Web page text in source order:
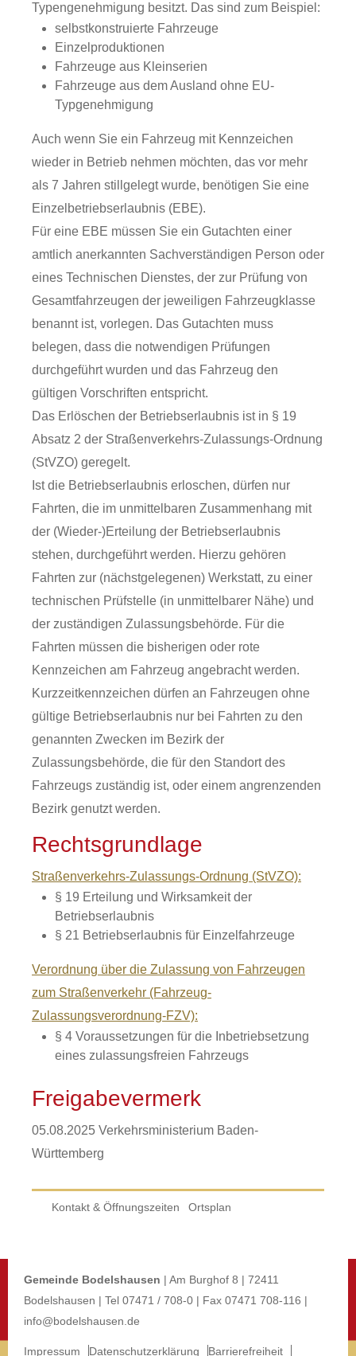
Typengenehmigung besitzt. Das sind zum Beispiel:
selbstkonstruierte Fahrzeuge
Einzelproduktionen
Fahrzeuge aus Kleinserien
Fahrzeuge aus dem Ausland ohne EU-
Typgenehmigung
Auch wenn Sie ein Fahrzeug mit Kennzeichen
wieder in Betrieb nehmen möchten, das vor mehr
als 7 Jahren stillgelegt wurde, benötigen Sie eine
Einzelbetriebserlaubnis (EBE).
Für eine EBE müssen Sie ein Gutachten einer
amtlich anerkannten Sachverständigen Person oder
eines Technischen Dienstes, der zur Prüfung von
Gesamtfahrzeugen der jeweiligen Fahrzeugklasse
benannt ist, vorlegen. Das Gutachten muss
belegen, dass die notwendigen Prüfungen
durchgeführt wurden und das Fahrzeug den
gültigen Vorschriften entspricht.
Das Erlöschen der Betriebserlaubnis ist in § 19
Absatz 2 der Straßenverkehrs-Zulassungs-Ordnung
(StVZO) geregelt.
Ist die Betriebserlaubnis erloschen, dürfen nur
Fahrten, die im unmittelbaren Zusammenhang mit
der (Wieder-)Erteilung der Betriebserlaubnis
stehen, durchgeführt werden. Hierzu gehören
Fahrten zur (nächstgelegenen) Werkstatt, zu einer
technischen Prüfstelle (in unmittelbarer Nähe) und
der zuständigen Zulassungsbehörde. Für die
Fahrten müssen die bisherigen oder rote
Kennzeichen am Fahrzeug angebracht werden.
Kurzzeitkennzeichen dürfen an Fahrzeugen ohne
gültige Betriebserlaubnis nur bei Fahrten zu den
genannten Zwecken im Bezirk der
Zulassungsbehörde, die für den Standort des
Fahrzeugs zuständig ist, oder einem angrenzenden
Bezirk genutzt werden.
Rechtsgrundlage
Straßenverkehrs-Zulassungs-Ordnung (StVZO):
§ 19 Erteilung und Wirksamkeit der
Betriebserlaubnis
§ 21 Betriebserlaubnis für Einzelfahrzeuge
Verordnung über die Zulassung von Fahrzeugen
zum Straßenverkehr (Fahrzeug-
Zulassungsverordnung-FZV):
§ 4 Voraussetzungen für die Inbetriebsetzung
eines zulassungsfreien Fahrzeugs
Freigabevermerk
05.08.2025 Verkehrsministerium Baden-
Württemberg
Kontakt & Öffnungszeiten Ortsplan
Gemeinde Bodelshausen | Am Burghof 8 | 72411
Bodelshausen | Tel 07471 / 708-0 | Fax 07471 708-116 |
info@bodelshausen.de
Impressum Datenschutzerklärung Barrierefreiheit